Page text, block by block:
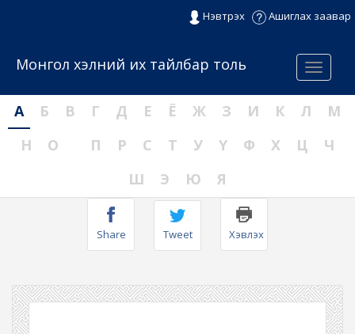
Нэвтрэх Ашиглах заавар
Menu
Монгол хэлний их тайлбар толь
А Б В Г Д Е Ё Ж З И К Л
М
Н
О П Р С Т У Ү Ф Х Ц
Ч
Ш
Э Ю Я
Share Tweet Хэвлэх